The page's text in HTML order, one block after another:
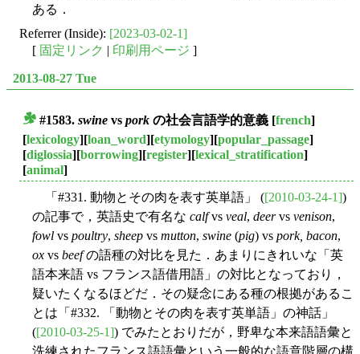
ある．
Referrer (Inside): [2023-03-02-1]
[ 固定リンク | 印刷用ページ ]
2013-08-27 Tue
#1583. swine vs pork の社会言語学的意義 [french]
[lexicology][loan_word][etymology][popular_passage]
[diglossia][borrowing][register][lexical_stratification]
[animal]
「#331. 動物とその肉を表す英単語」 ([2010-03-24-1])
の記事で，英語史で有名な calfvs veal, deervs venison,
fowl vs poultry, sheep vs mutton, swine (pig) vs pork, bacon,
ox vs beefの語種の対比を見た．あまりにきれいな「英
語本来語 vs フランス語借用語」の対比となっており，
疑いたくなるほどだ．その疑念にある種の根拠があるこ
とは「#332. 「動物とその肉を表す英単語」の神話」
([2010-03-25-1]) でみたとおりだが，野卑な本来語語彙と
洗練されたフランス語語彙という一般的な語意階層の構